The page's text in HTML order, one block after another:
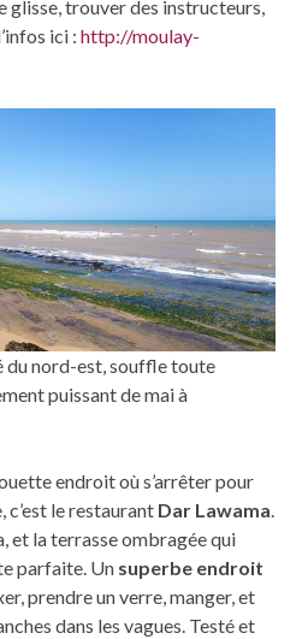
glisse, trouver des instructeurs,
ici : http://moulay-
du nord-est, souffle toute
puissant de mai à
endroit où s’arrêter pour
le restaurant Dar Lawama.
et la terrasse ombragée qui
parfaite. Un superbe endroit
prendre un verre, manger, et
dans les vagues. Testé et